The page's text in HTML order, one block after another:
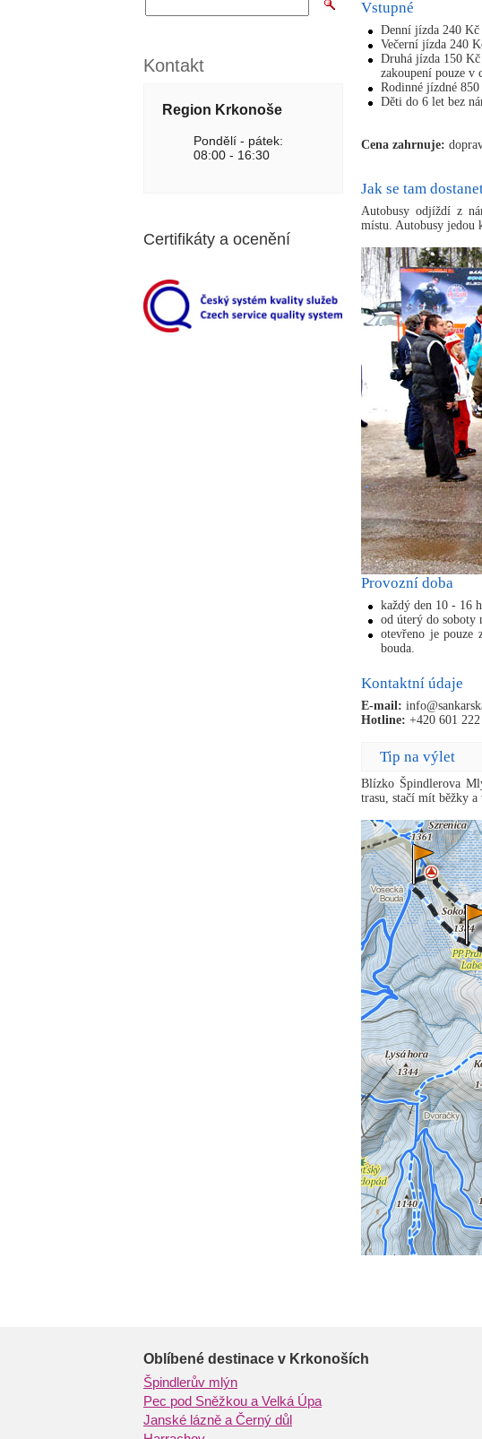
Vstupné
Denní jízda 240 Kč
Večerní jízda 240
Druhá jízda 150 Kč
zakoupení pouze v
Rodinné jízdné
Děti do 6 let bez
Cena zahrnuje:
Jak se tam
Autobusy odjíždí z
místu. Autobusy jedou
Provozní doba
každý den 10 - 16
od úterý do soboty
otevřeno je pouze
bouda.
Kontaktní údaje
E-mail:
Hotline: +420 601 222
Tip na výlet
Blízko Špindlerova
trasu, stačí mít běžky
Kontakt
Region Krkonoše
Pondělí - pátek:
08:00 - 16:30
Certifikáty a ocenění
Oblíbené destinace v Krkonoších
Špindlerův mlýn
Pec pod Sněžkou a Velká Úpa
Janské lázně a Černý důl